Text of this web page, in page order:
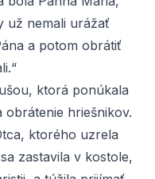
už nemali urážať
a potom obrátiť
ktorá ponúkala
obrátenie hriešnikov.
ktorého uzrela
zastavila v kostole,